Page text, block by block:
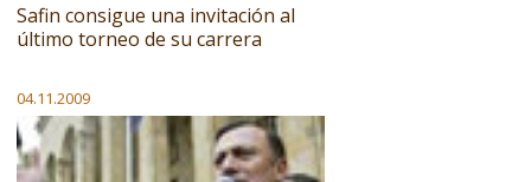
Safin consigue una invitación al
último torneo de su carrera
04.11.2009